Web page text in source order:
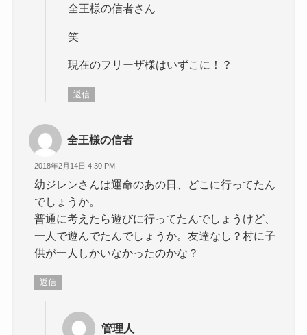
全王様の信者さん
笑
現在のフリーザ様はいずこに！？
返信
全王様の信者
2018年2月14日 4:30 PM
幼ジレンさんは運命のあの日、どこに行ってたん
でしょうか。
普通に考えたら遊びに行ってたんでしょうけど、
一人で遊んでたんでしょうか。友達なし？村に子
供が一人しかいなかったのかな？
返信
管理人